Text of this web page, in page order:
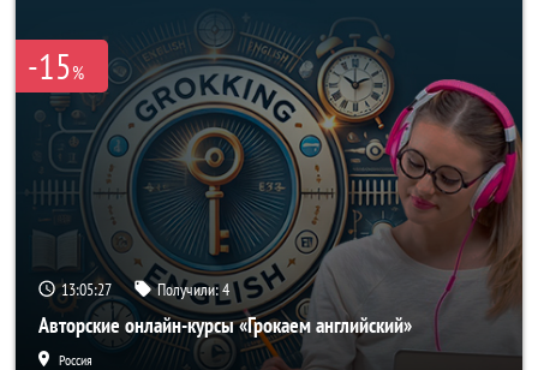
-15%
13:05:25 Получили:4
Авторские онлайн-курсы «Грокаем английский»
Россия